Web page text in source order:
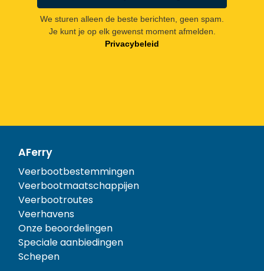
We sturen alleen de beste berichten, geen spam.
Je kunt je op elk gewenst moment afmelden.
Privacybeleid
AFerry
Veerbootbestemmingen
Veerbootmaatschappijen
Veerbootroutes
Veerhavens
Onze beoordelingen
Speciale aanbiedingen
Schepen